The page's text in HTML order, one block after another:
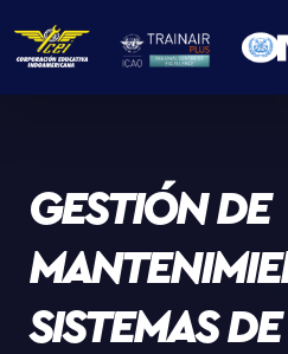
GESTIÓN DE
SISTEMAS